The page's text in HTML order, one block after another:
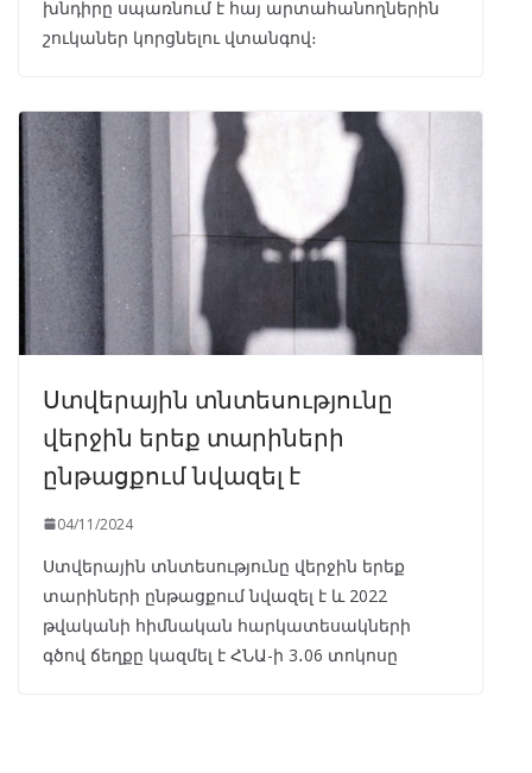
խնդիրը սպառնում է հայ արտահանողներին
շուկաներ կորցնելու վտանգով։
Ստվերային տնտեսությունը
վերջին երեք տարիների
ընթացքում նվազել է
04/11/2024
Ստվերային տնտեսությունը վերջին երեք
տարիների ընթացքում նվազել է և 2022
թվականի հիմնական հարկատեսակների
գծով ճեղքը կազմել է ՀՆԱ-ի 3․06 տոկոսը